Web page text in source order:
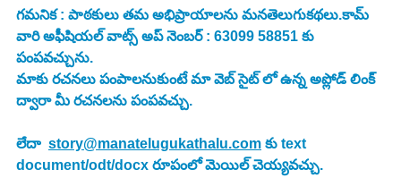
గమనిక : పాఠకులు తమ అభిప్రాయాలను మనతెలుగుకథలు.కామ్
వారి అఫీషియల్ వాట్స్ అప్ నెంబర్ : 63099 58851 కు
పంపవచ్చును.
మాకు రచనలు పంపాలనుకుంటే మా వెబ్ సైట్ లో ఉన్న అప్లోడ్ లింక్
ద్వారా మీ రచనలను పంపవచ్చు.
లేదా story@manatelugukathalu.com కు text
document/odt/docx రూపంలో మెయిల్ చెయ్యవచ్చు.